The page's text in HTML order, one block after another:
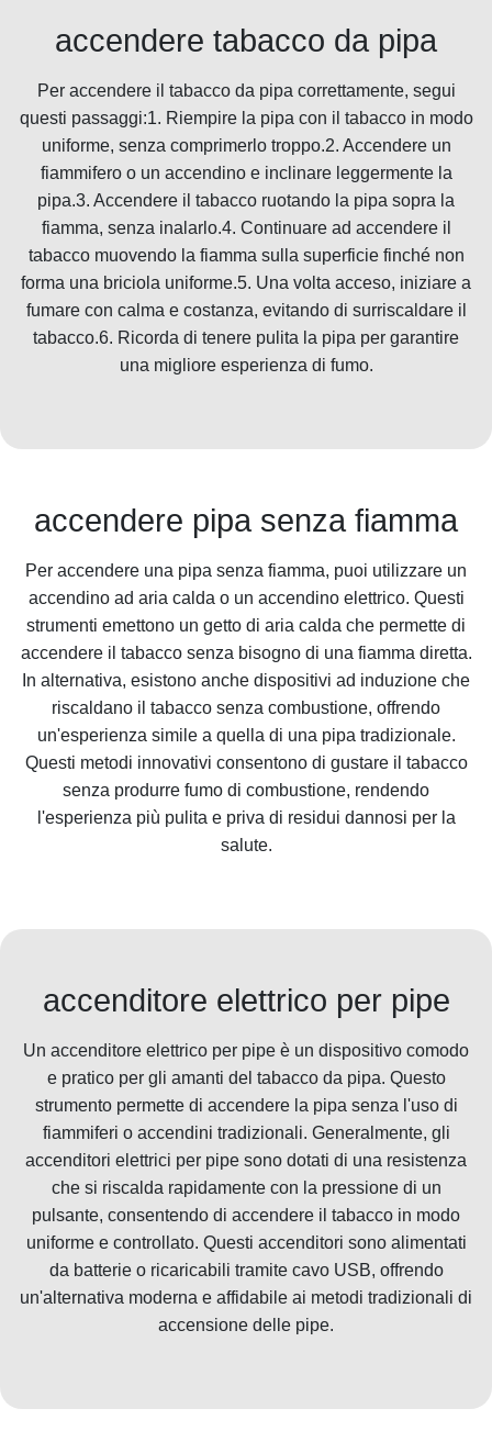
accendere tabacco da pipa
Per accendere il tabacco da pipa correttamente, segui
questi passaggi:1. Riempire la pipa con il tabacco in modo
uniforme, senza comprimerlo troppo.2. Accendere un
fiammifero o un accendino e inclinare leggermente la
pipa.3. Accendere il tabacco ruotando la pipa sopra la
fiamma, senza inalarlo.4. Continuare ad accendere il
tabacco muovendo la fiamma sulla superficie finché non
forma una briciola uniforme.5. Una volta acceso, iniziare a
fumare con calma e costanza, evitando di surriscaldare il
tabacco.6. Ricorda di tenere pulita la pipa per garantire
una migliore esperienza di fumo.
accendere pipa senza fiamma
Per accendere una pipa senza fiamma, puoi utilizzare un
accendino ad aria calda o un accendino elettrico. Questi
strumenti emettono un getto di aria calda che permette di
accendere il tabacco senza bisogno di una fiamma diretta.
In alternativa, esistono anche dispositivi ad induzione che
riscaldano il tabacco senza combustione, offrendo
un'esperienza simile a quella di una pipa tradizionale.
Questi metodi innovativi consentono di gustare il tabacco
senza produrre fumo di combustione, rendendo
l'esperienza più pulita e priva di residui dannosi per la
salute.
accenditore elettrico per pipe
Un accenditore elettrico per pipe è un dispositivo comodo
e pratico per gli amanti del tabacco da pipa. Questo
strumento permette di accendere la pipa senza l'uso di
fiammiferi o accendini tradizionali. Generalmente, gli
accenditori elettrici per pipe sono dotati di una resistenza
che si riscalda rapidamente con la pressione di un
pulsante, consentendo di accendere il tabacco in modo
uniforme e controllato. Questi accenditori sono alimentati
da batterie o ricaricabili tramite cavo USB, offrendo
un'alternativa moderna e affidabile ai metodi tradizionali di
accensione delle pipe.